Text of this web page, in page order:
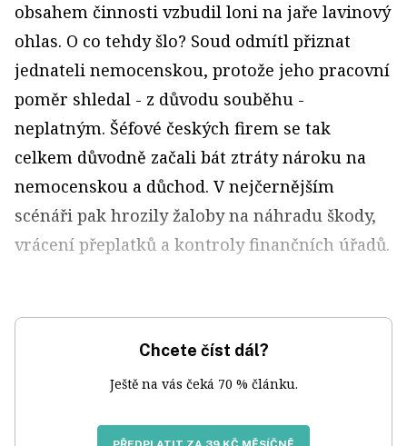
obsahem činnosti vzbudil loni na jaře lavinový
ohlas. O co tehdy šlo? Soud odmítl přiznat
jednateli nemocenskou, protože jeho pracovní
poměr shledal - z důvodu souběhu -
neplatným. Šéfové českých firem se tak
celkem důvodně začali bát ztráty nároku na
nemocenskou a důchod. V nejčernějším
scénáři pak hrozily žaloby na náhradu škody,
vrácení přeplatků a kontroly finančních úřadů.
Chcete číst dál?
Ještě na vás čeká 70 % článku.